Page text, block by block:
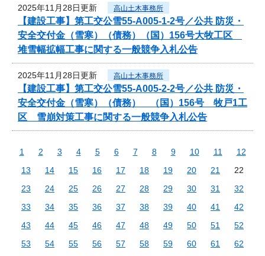
2025年11月28日更新 高山土木事務所
【建設工事】第工交公雪55-A005-1-2号／公共 防災・
安全交付金（雪寒）（債務）（国）156号大牧工区
堆雪幅拡幅工事に関する一般競争入札公告
2025年11月28日更新 高山土木事務所
【建設工事】第工交公雪55-A005-2-2号／公共 防災・
安全交付金（雪寒）（債務） （国）156号 牧戸1工
区 雪崩対策工事に関する一般競争入札公告
1 2 3 4 5 6 7 8 9 10 11
12
13
14 15 16 17 18 19 20 21
22
23
24 25 26 27 28 29 30 31
32
33
34 35 36 37 38 39 40 41
42
43
44 45 46 47 48 49 50 51
52
53
54 55 56 57 58 59 60 61
62